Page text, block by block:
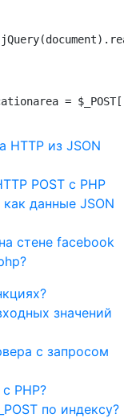
=
HTTP из JSON
POST с PHP
как данные JSON
стене facebook
значений
с запросом
PHP?
по индексу?